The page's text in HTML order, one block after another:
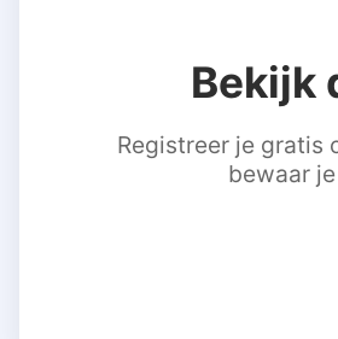
Bekijk
Registreer je gratis
bewaar